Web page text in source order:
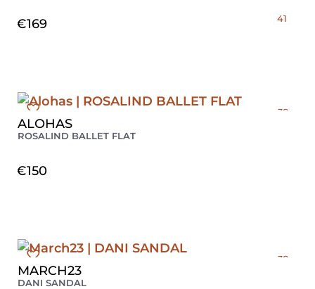
€169
41
ALOHAS
ROSALIND BALLET FLAT
€150
38
MARCH23
DANI SANDAL
38